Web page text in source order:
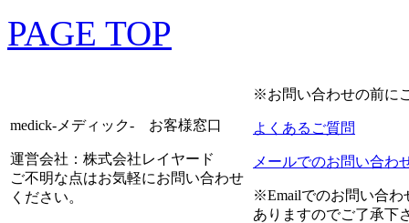
PAGE TOP
medick-メディック- お客様窓口
運営会社：株式会社レイヤード
ご不明な点はお気軽にお問い合わせ
ください。
※お問い合わせの前に
よくあるご質問
メールでのお問い合わ
※Emailでのお問い合わ
ありますのでご了承下